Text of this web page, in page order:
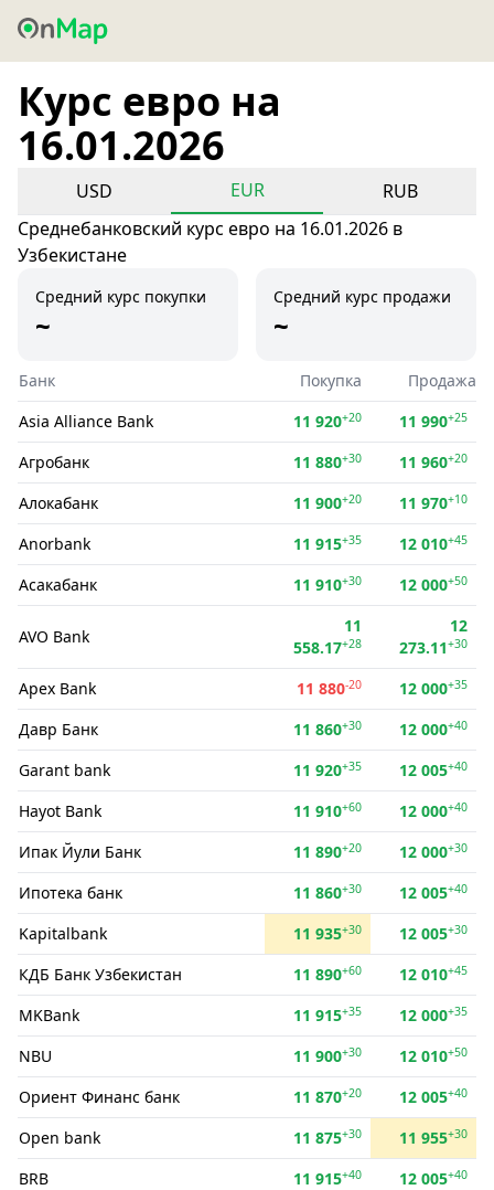
Курс евро на
16.01.2026
USD EUR
RUB
Среднебанковский курс евро на 16.01.2026 в
Узбекистане
Средний курс покупки
~
Средний курс продажи
~
Банк Покупка
Продажа
Asia Alliance Bank
11 920+20 11 990+25
Агробанк 11 880+30 11 960+20
Алокабанк 11 900+20 11 970+10
Anorbank 11 915+35 12 010+45
Асакабанк 11 910+30 12 000+50
AVO Bank
11
558.17+28
12
273.11+30
Apex Bank 11 880-20 12 000+35
Давр Банк 11 860+30 12 000+40
Garant bank 11 920+35 12 005+40
Hayot Bank 11 910+60 12 000+40
Ипак Йули Банк 11 890+20 12 000+30
Ипотека банк 11 860+30 12 005+40
Kapitalbank 11 935+30 12 005+30
КДБ Банк Узбекистан 11 890+60 12 010+45
MKBank 11 915+35 12 000+35
NBU 11 900+30 12 010+50
Ориент Финанс банк 11 870+20 12 005+40
Open bank 11 875+30 11 955+30
BRB 11 915+40 12 005+40